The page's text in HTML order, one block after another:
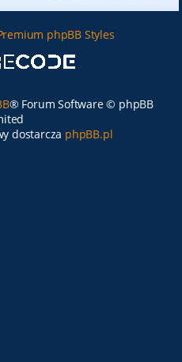
phpBB Styles
® Forum Software © phpBB
dostarcza phpBB.pl